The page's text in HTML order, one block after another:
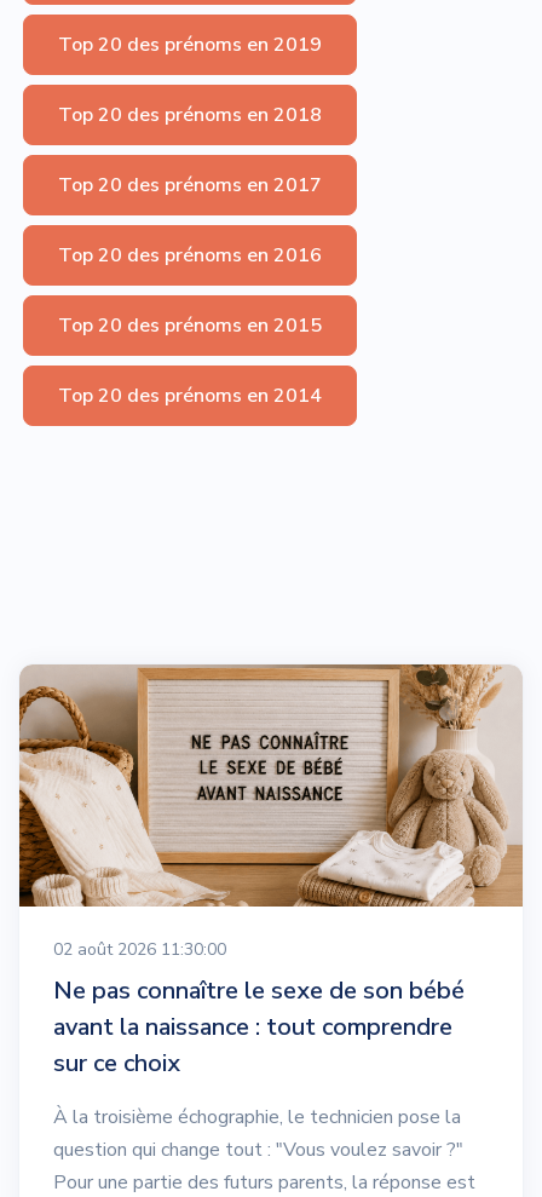
Top 20 des prénoms en 2019
Top 20 des prénoms en 2018
Top 20 des prénoms en 2017
Top 20 des prénoms en 2016
Top 20 des prénoms en 2015
Top 20 des prénoms en 2014
02 août 2026 11:30:00
Ne pas connaître le sexe de son bébé
avant la naissance : tout comprendre
sur ce choix
À la troisième échographie, le technicien pose la
question qui change tout : "Vous voulez savoir ?"
Pour une partie des futurs parents, la réponse est